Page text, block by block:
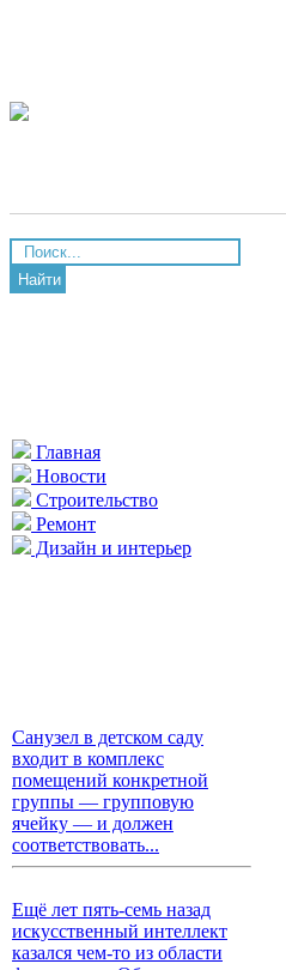
Найти
Главная
Новости
Строительство
Ремонт
Дизайн и интерьер
Санузел в детском саду
входит в комплекс
помещений конкретной
группы — групповую
ячейку — и должен
соответствовать...
Ещё лет пять-семь назад
искусственный интеллект
казался чем-то из области